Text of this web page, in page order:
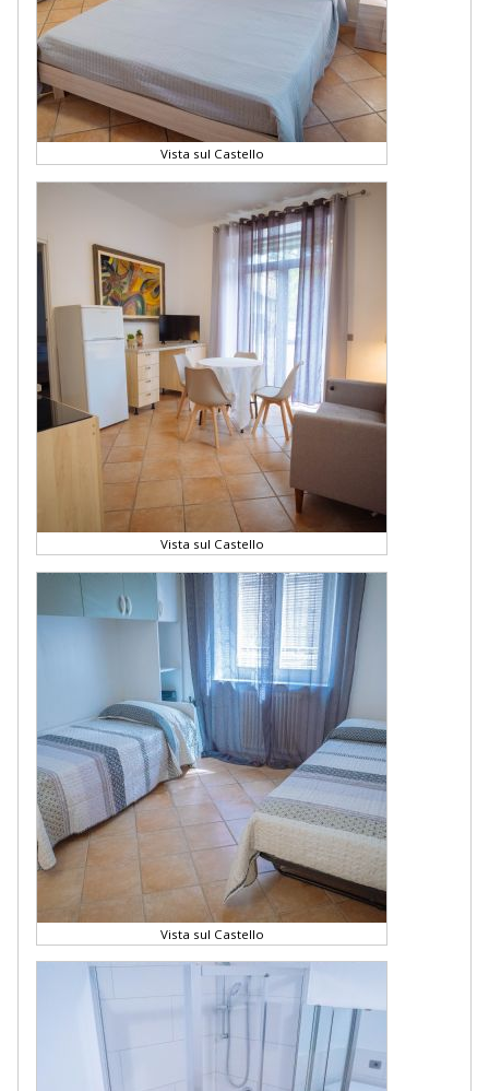
Vista sul Castello
Vista sul Castello
Vista sul Castello